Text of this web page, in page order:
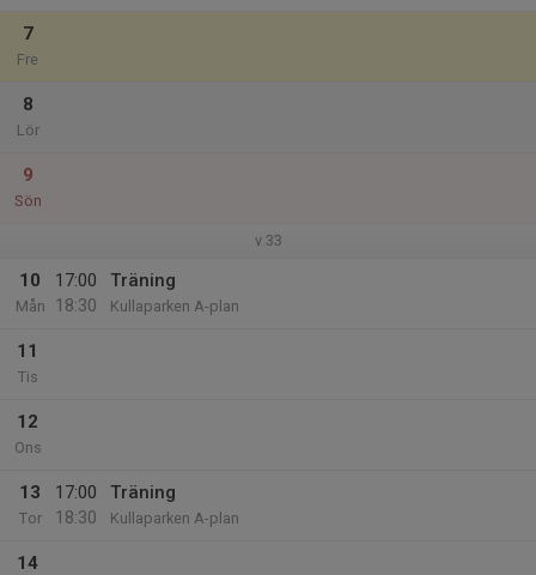
7
Fre
8
Lör
9
Sön
v.33
10
Mån
17:00
18:30
Träning
Kullaparken A-plan
11
Tis
12
Ons
13
Tor
17:00
18:30
Träning
Kullaparken A-plan
14